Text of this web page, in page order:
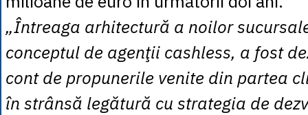
„Întreaga arhitectură a noilor
conceptul de agenţii cashless, a fost
cont de propunerile venite din partea
în strânsă legătură cu strategia de